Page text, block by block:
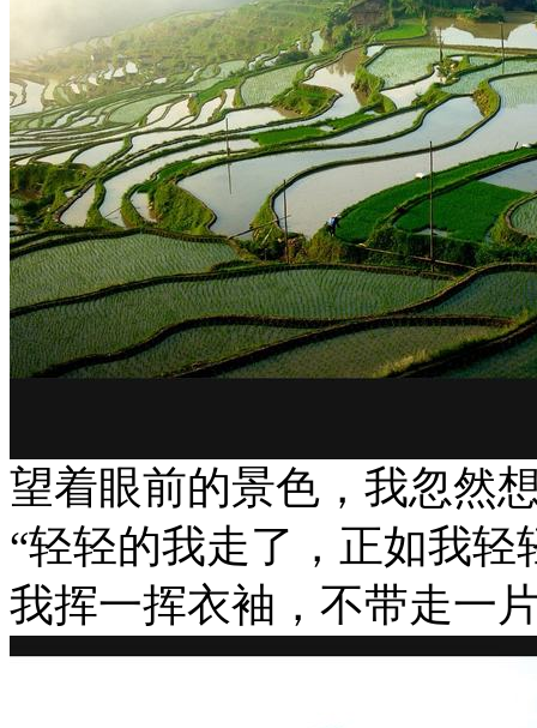
望着眼前的景色，我忽然
“轻轻的我走了，正如我轻
我挥一挥衣袖，不带走一